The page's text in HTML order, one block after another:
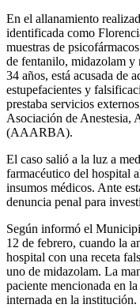
En el allanamiento
identificada como
muestras de
de fentanilo, midazolam y
34 años, está acusada de
estupefacientes y
prestaba servicios
Asociación de Anestesia,
(AAARBA).
El caso salió a la luz a
farmacéutico del hospital
insumos médicos. Ante
denuncia penal para
Según informó el
12 de febrero, cuando la
hospital con una receta
uno de midazolam. La
paciente mencionada en
internada en la institución.